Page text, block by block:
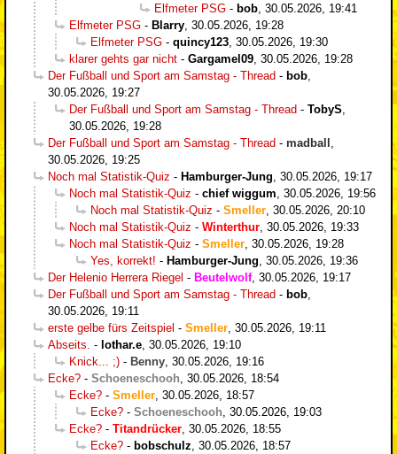
Elfmeter PSG - bob 30.05.2026, 19:41
Elfmeter PSG - Blarry 30.05.2026, 19:28
Elfmeter PSG - quincy123 30.05.2026, 19:30
klarer gehts gar nicht - Gargamel09 30.05.2026, 19:28
Der Fußball und Sport am Samstag - Thread - bob
30.05.2026, 19:27
Der Fußball und Sport am Samstag - Thread - TobyS
30.05.2026, 19:28
Der Fußball und Sport am Samstag - Thread - madball
30.05.2026, 19:25
Noch mal Statistik-Quiz - Hamburger-Jung 30.05.2026, 19:17
Noch mal Statistik-Quiz - chief wiggum 30.05.2026, 19:56
Noch mal Statistik-Quiz - Smeller 30.05.2026, 20:10
Noch mal Statistik-Quiz - Winterthur 30.05.2026, 19:33
Noch mal Statistik-Quiz - Smeller 30.05.2026, 19:28
Yes, korrekt! - Hamburger-Jung 30.05.2026, 19:36
Der Helenio Herrera Riegel - Beutelwolf, 30.05.2026, 19:17
Der Fußball und Sport am Samstag - Thread - bob
30.05.2026, 19:11
erste gelbe fürs Zeitspiel - Smeller 30.05.2026, 19:11
Abseits. - lothar.e 30.05.2026, 19:10
Knick... ;) - Benny 30.05.2026, 19:16
Ecke? - Schoeneschooh 30.05.2026, 18:54
Ecke? - Smeller 30.05.2026, 18:57
Ecke? - Schoeneschooh 30.05.2026, 19:03
Ecke? - Titandrücker 30.05.2026, 18:55
Ecke? - bobschulz 30.05.2026, 18:57